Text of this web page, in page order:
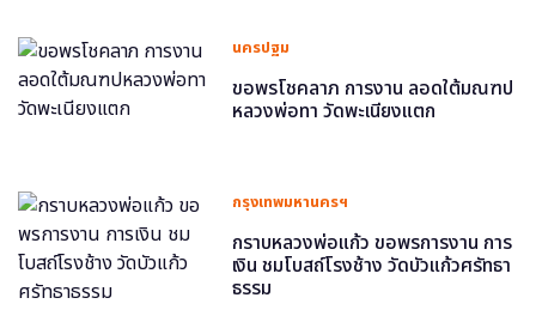
นครปฐม
ขอพรโชคลาภ การงาน ลอดใต้มณฑป
หลวงพ่อทา วัดพะเนียงแตก
กรุงเทพมหานครฯ
กราบหลวงพ่อแก้ว ขอพรการงาน การ
เงิน ชมโบสถ์โรงช้าง วัดบัวแก้วศรัทธา
ธรรม